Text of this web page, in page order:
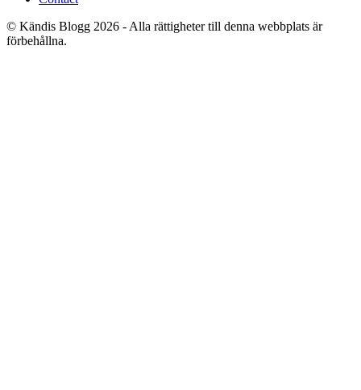
© Kändis Blogg 2026 - Alla rättigheter till denna webbplats är
förbehållna.